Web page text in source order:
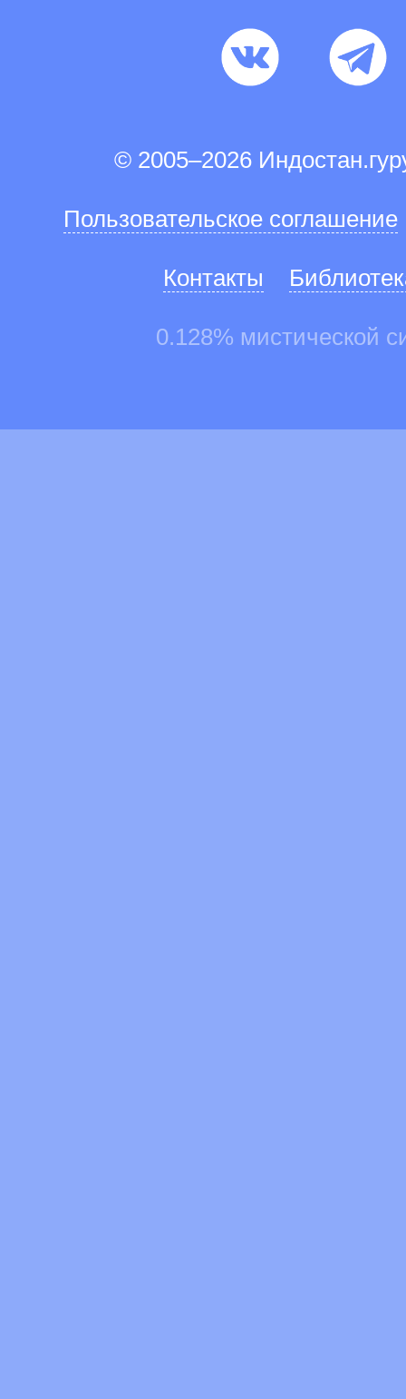
© 2005–2026
Пользовательское соглашение
Контакты
0.128% мистической